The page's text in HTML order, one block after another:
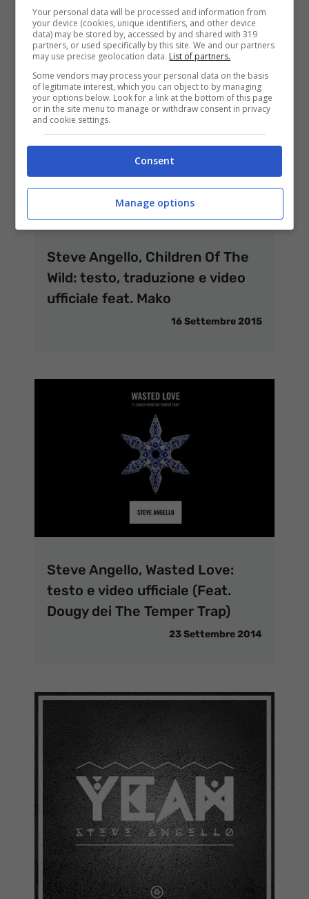
testo, traduzione e video ft. The
Presets
Steve Angello, Children Of The
Wild: testo, traduzione e video
ufficiale feat. Mako
16 Settembre 2015
Steve Angello, Wasted Love:
testo e video ufficiale (Feat.
Dougy dei The Temper Trap)
23 Settembre 2014
Your personal data will be processed and information from
your device (cookies, unique identifiers, and other device
data) may be stored by, accessed by and shared with 319
partners, or used specifically by this site. We and our partners
may use precise geolocation data. List of partners.
Some vendors may process your personal data on the basis
of legitimate interest, which you can object to by managing
your options below. Look for a link at the bottom of this page
or in the site menu to manage or withdraw consent in privacy
and cookie settings.
Consent
Manage options